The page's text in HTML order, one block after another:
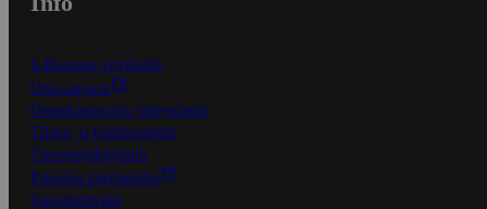
S-Business yrityksille
Oiva-raportit
Osuuskauppojen yhteystiedot
Tilaus- ja toimitusehdot
Tietosuojakäytäntö
Palvelun käyttöehdot
Saavutettavuus